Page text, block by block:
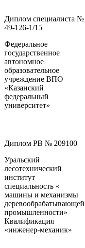
Диплом специалиста №
49-126-1/15
Федеральное
государственное
автономное
образовательное
учреждение ВПО
«Казанский
федеральный
университет»
Диплом РВ № 209100
Уральский
лесотехнический
институт
специальность «
машины и механизмы
деревообрабатывающей
промышленности»
Квалификация
«инженер-механик»